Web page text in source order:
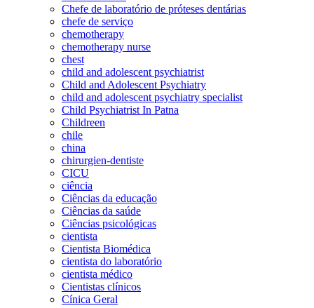
Chefe de laboratório de próteses dentárias
chefe de serviço
chemotherapy
chemotherapy nurse
chest
child and adolescent psychiatrist
Child and Adolescent Psychiatry
child and adolescent psychiatry specialist
Child Psychiatrist In Patna
Childreen
chile
china
chirurgien-dentiste
CICU
ciência
Ciências da educação
Ciências da saúde
Ciências psicológicas
cientista
Cientista Biomédica
cientista do laboratório
cientista médico
Cientistas clínicos
Cínica Geral